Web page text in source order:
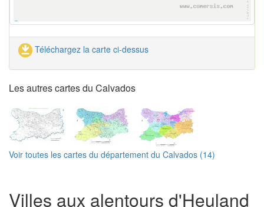
Téléchargez la carte ci-dessus
Les autres cartes du Calvados
Voir toutes les cartes du département du Calvados (14)
Villes aux alentours d'Heuland